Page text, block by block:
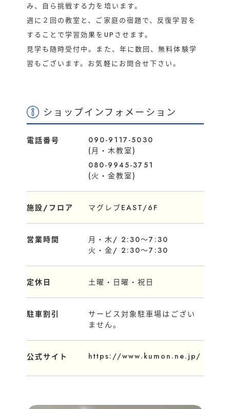
み、自ら挑戦する力を培います。
週に２回の教室と、ご家庭の宿題で、反復学習を
することで学習効果をUPさせます。
見学も随時受付中。また、年に数回、無料体験学
習もございます。お気軽にお問合せ下さい。
ショップインフォメーション
電話番号
090-9117-5030
(月・木教室)
080-9945-3751
(火・金教室)
施設/フロア マグレブEAST/6F
営業時間
月・木/ 2:30～7:30
火・金/ 2:30～7:30
定休日 土曜・日曜・祝日
駐車割引
サービス対象駐車場はござい
ません。
公式サイト https://www.kumon.ne.jp/